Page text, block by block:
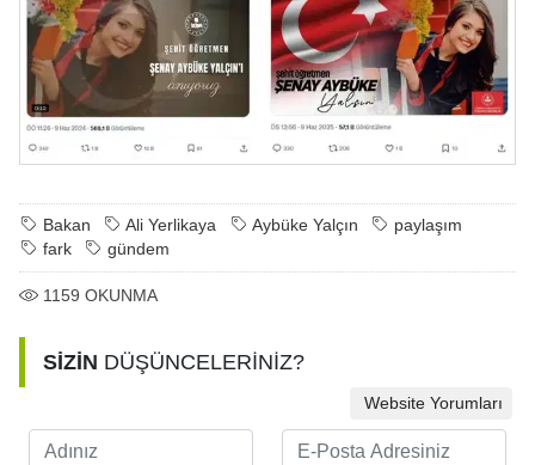
Bakan Ali Yerlikaya Aybüke Yalçın
paylaşım
fark
gündem
1159 OKUNMA
SİZİN DÜŞÜNCELERİNİZ?
Website Yorumları